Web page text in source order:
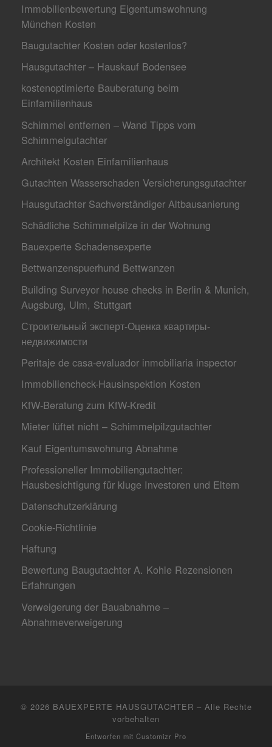
Immobilienbewertung Eigentumswohnung
München Kosten
Baugutachter Kosten oder kostenlos?
Hausgutachter – Hauskauf Bodensee
kostenoptimierte Bauberatung beim
Einfamilienhaus
Schimmel entfernen – Wand Tipps vom
Schimmelgutachter
Architekt Kosten Einfamilienhaus
Gutachten Wasserschaden Versicherungsgutachter
Hausgutachter Sachverständiger Altbausanierung
Schädliche Schimmelpilze in der Wohnung
Bauexperte Schadensexperte
Bettwanzenspuerhund Bettwanzen
Building Surveyor house checks in Berlin & Munich,
Augsburg, Ulm, Stuttgart
Строительный эксперт-Оценкa квартиры-
недвижимости
Peritaje de casa-evaluador inmobiliaria inspector
Immobiliencheck-Hausinspektion Kosten
KfW-Beratung zum KfW-Kredit
Mieter lüftet nicht – Schimmelpilzgutachter
Kauf Eigentumswohnung Abnahme
Professioneller Immobiliengutachter:
Hausbesichtigung für kluge Investoren und Eltern
Datenschutzerklärung
Cookie-Richtlinie
Haftung
Bewertung Baugutachter A. Kohle Rezensionen
Erfahrungen
Verweigerung der Bauabnahme –
Abnahmeverweigerung
© 2026 BAUEXPERTE HAUSGUTACHTER – Alle Rechte
vorbehalten
Entworfen mit Customizr Pro